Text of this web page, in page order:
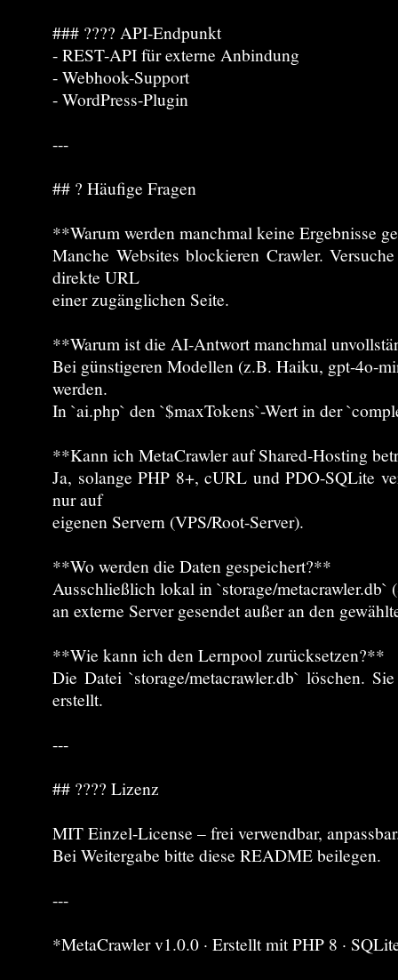
### ???? API-Endpunkt
- REST-API für externe Anbindung
- Webhook-Support
- WordPress-Plugin
---
## ? Häufige Fragen
**Warum werden manchmal keine Ergebnisse
Manche Websites blockieren Crawler.
direkte URL
einer zugänglichen Seite.
**Warum ist die AI-Antwort manchmal
Bei günstigeren Modellen (z.B. Haiku, gpt-4o-
werden.
In `ai.php` den `$maxTokens`-Wert in der
**Kann ich MetaCrawler auf Shared-Hosting
Ja, solange PHP 8+, cURL und PDO-SQLite
nur auf
eigenen Servern (VPS/Root-Server).
**Wo werden die Daten gespeichert?**
Ausschließlich lokal in `storage/metacrawler.db`
an externe Server gesendet außer an den
**Wie kann ich den Lernpool zurücksetzen?**
Die Datei `storage/metacrawler.db` löschen.
erstellt.
---
## ???? Lizenz
MIT Einzel-License – frei verwendbar,
Bei Weitergabe bitte diese README beilegen.
---
*MetaCrawler v1.0.0 · Erstellt mit PHP 8 ·